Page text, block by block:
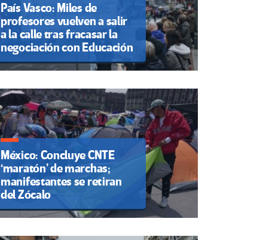
País Vasco: Miles de
profesores vuelven a salir
a la calle tras fracasar la
negociación con Educación
México: Concluye CNTE
‘maratón’ de marchas;
manifestantes se retiran
del Zócalo